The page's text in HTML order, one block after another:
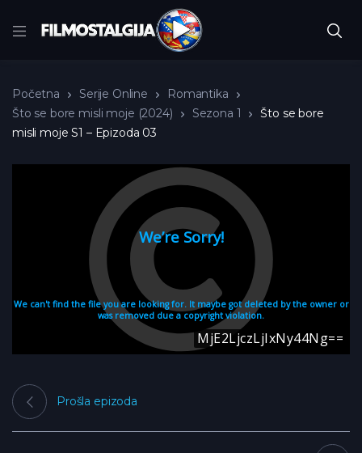
Početna Serije Online
Romantika
Što se bore misli moje (2024)
Sezona 1
Što se bore
misli moje S1 – Epizoda 03
Prošla epizoda